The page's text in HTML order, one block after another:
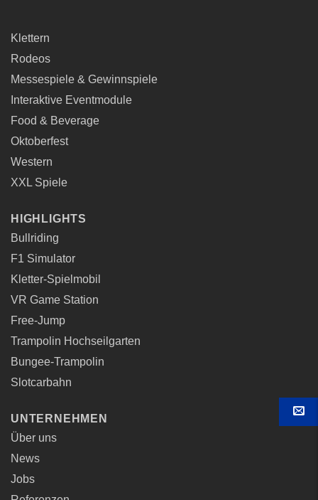
Klettern
Rodeos
Messespiele & Gewinnspiele
Interaktive Eventmodule
Food & Beverage
Oktoberfest
Western
XXL Spiele
HIGHLIGHTS
Bullriding
F1 Simulator
Kletter-Spielmobil
VR Game Station
Free-Jump
Trampolin Hochseilgarten
Bungee-Trampolin
Slotcarbahn
UNTERNEHMEN
Über uns
News
Jobs